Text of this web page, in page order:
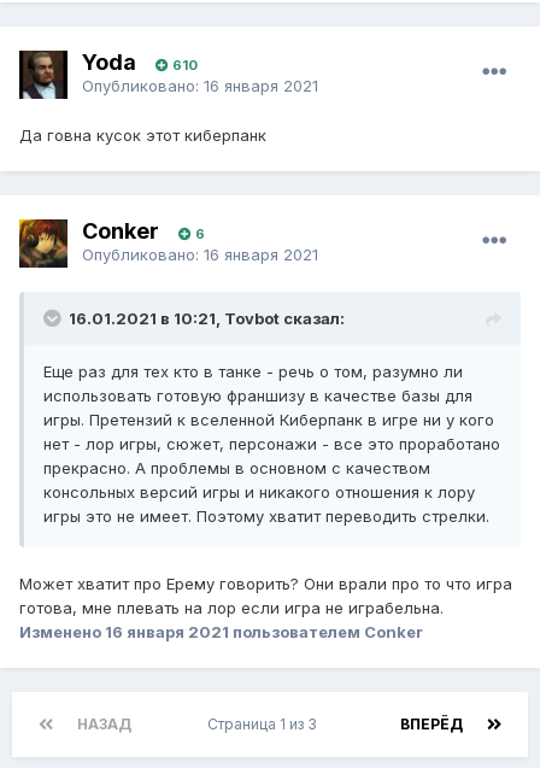
Yoda 610
Опубликовано: 16 января 2021
Да говна кусок этот киберпанк
Conker 6
Опубликовано: 16 января 2021
16.01.2021 в 10:21, Tovbot сказал:
Еще раз для тех кто в танке - речь о том, разумно ли
использовать готовую франшизу в качестве базы для
игры. Претензий к вселенной Киберпанк в игре ни у кого
нет - лор игры, сюжет, персонажи - все это проработано
прекрасно. А проблемы в основном с качеством
консольных версий игры и никакого отношения к лору
игры это не имеет. Поэтому хватит переводить стрелки.
Может хватит про Ерему говорить? Они врали про то что игра
готова, мне плевать на лор если игра не играбельна.
Изменено 16 января 2021 пользователем Conker
НАЗАД ВПЕРЁД
Страница 1 из 3